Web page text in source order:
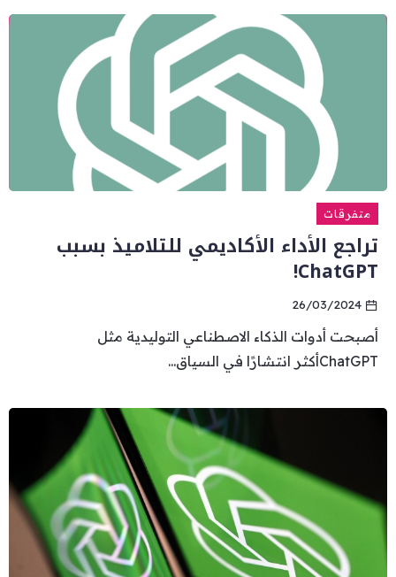
متفرقات
تراجع الأداء الأكاديمي للتلاميذ بسبب
ChatGPT!
26/03/2024
أصبحت أدوات الذكاء الاصطناعي التوليدية مثل
ChatGPTأكثر انتشارًا في السياق...